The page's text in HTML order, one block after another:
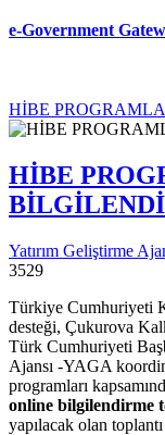
e-Government
HİBE
HİBE
Yatırım Geliştirme
3529
Türkiye Cumhuriyeti
desteği, Çukurova
Türk Cumhuriyeti
Ajansı -YAGA
programları
online bilgilendirme
yapılacak olan